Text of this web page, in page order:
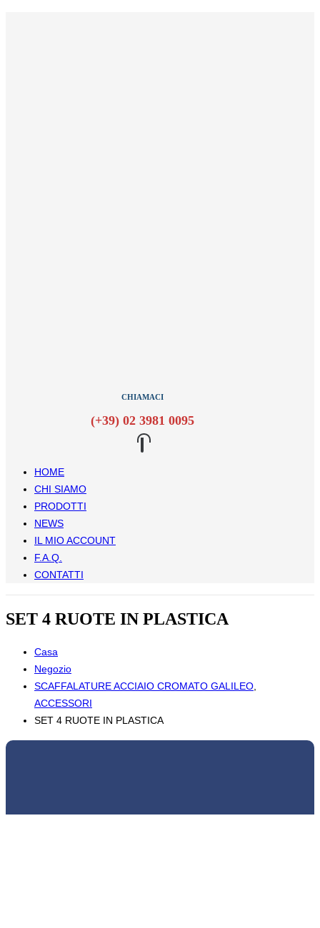
CHIAMACI
(+39) 02 3981 0095
HOME
CHI SIAMO
PRODOTTI
NEWS
IL MIO ACCOUNT
F.A.Q.
CONTATTI
SET 4 RUOTE IN PLASTICA
Casa
Negozio
SCAFFALATURE ACCIAIO CROMATO GALILEO
ACCESSORI
SET 4 RUOTE IN PLASTICA